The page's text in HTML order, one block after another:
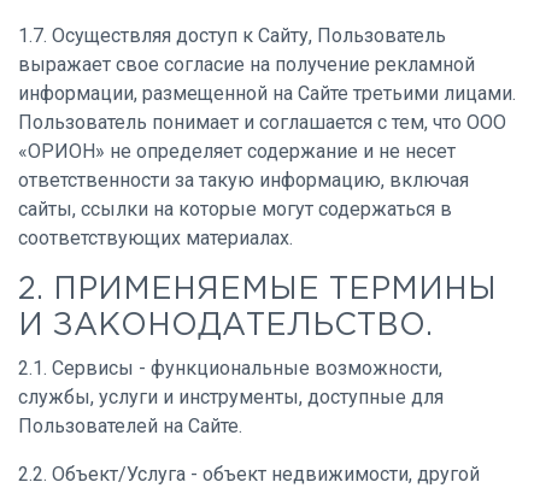
1.7. Осуществляя доступ к Сайту, Пользователь
выражает свое согласие на получение рекламной
информации, размещенной на Сайте третьими лицами.
Пользователь понимает и соглашается с тем, что ООО
«ОРИОН» не определяет содержание и не несет
ответственности за такую информацию, включая
сайты, ссылки на которые могут содержаться в
соответствующих материалах.
2. ПРИМЕНЯЕМЫЕ ТЕРМИНЫ
И ЗАКОНОДАТЕЛЬСТВО.
2.1. Сервисы - функциональные возможности,
службы, услуги и инструменты, доступные для
Пользователей на Сайте.
2.2. Объект/Услуга - объект недвижимости, другой